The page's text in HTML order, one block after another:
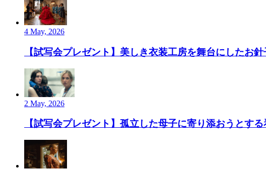
4 May, 2026
【試写会プレゼント】美しき衣装工房を舞台にしたお
2 May, 2026
【試写会プレゼント】孤立した母子に寄り添おうとす